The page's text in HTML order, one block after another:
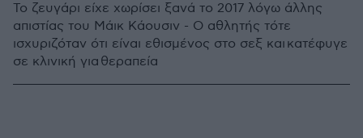
Το ζευγάρι είχε χωρίσει ξανά το 2017 λόγω άλλης
απιστίας του Μάικ Κάουσιν - Ο αθλητής τότε
ισχυριζόταν ότι είναι εθισμένος στο σεξ και κατέφυγε
σε κλινική για θεραπεία